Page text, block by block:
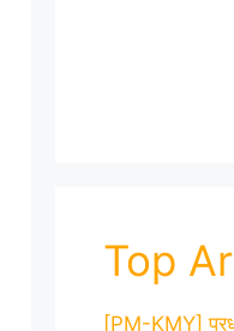
Top
[PM-KMY]